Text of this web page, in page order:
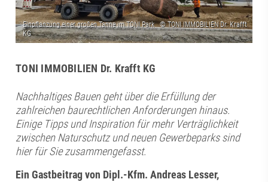
TONI IMMOBILIEN Dr. Krafft KG
Nachhaltiges Bauen geht über die Erfüllung der
zahlreichen baurechtlichen Anforderungen hinaus.
Einige Tipps und Inspiration für mehr Verträglichkeit
zwischen Naturschutz und neuen Gewerbeparks sind
hier für Sie zusammengefasst.
Ein Gastbeitrag von Dipl.-Kfm. Andreas Lesser,